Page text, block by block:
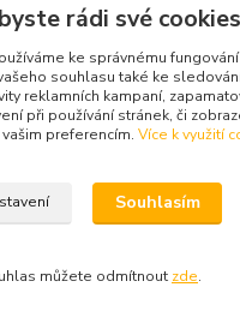
Upravit sběr cookies.
rádi své
ke správnému
souhlasu také ke
reklamních kampaní,
při používání stránek, či
preferencím. Více k využití
Souhlasím
můžete odmítnout zde.